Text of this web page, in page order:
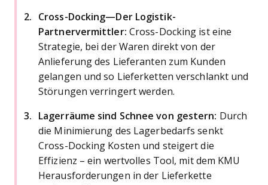
Cross-Docking—Der Logistik-
Partnervermittler: Cross-Docking ist eine
Strategie, bei der Waren direkt von der
Anlieferung des Lieferanten zum Kunden
gelangen und so Lieferketten verschlankt und
Störungen verringert werden.
Lagerräume sind Schnee von gestern: Durch
die Minimierung des Lagerbedarfs senkt
Cross-Docking Kosten und steigert die
Effizienz – ein wertvolles Tool, mit dem KMU
Herausforderungen in der Lieferkette